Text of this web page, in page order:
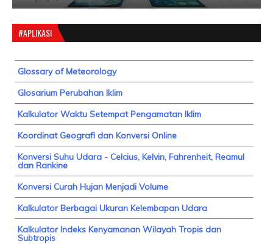
#APLIKASI
Glossary of Meteorology
Glosarium Perubahan Iklim
Kalkulator Waktu Setempat Pengamatan Iklim
Koordinat Geografi dan Konversi Online
Konversi Suhu Udara - Celcius, Kelvin, Fahrenheit, Reamul
dan Rankine
Konversi Curah Hujan Menjadi Volume
Kalkulator Berbagai Ukuran Kelembapan Udara
Kalkulator Indeks Kenyamanan Wilayah Tropis dan
Subtropis